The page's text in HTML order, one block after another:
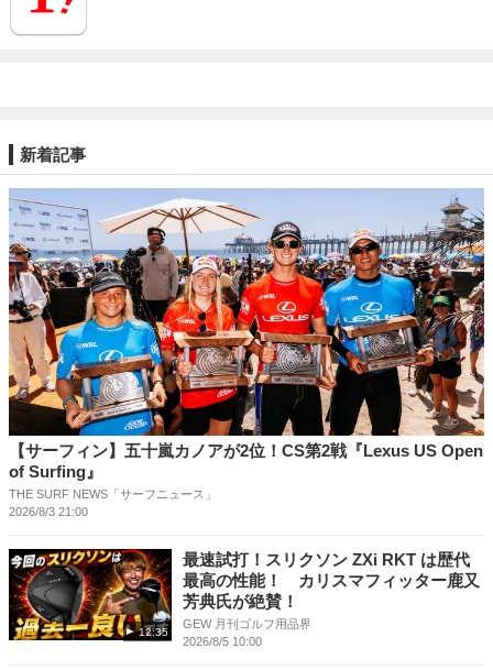
新着記事
【サーフィン】五十嵐カノアが2位！CS第2戦『Lexus US Open
of Surfing』
THE SURF NEWS「サーフニュース」
2026/8/3 21:00
12:35
最速試打！スリクソン ZXi RKT は歴代
最高の性能！ カリスマフィッター鹿又
芳典氏が絶賛！
GEW 月刊ゴルフ用品界
2026/8/5 10:00